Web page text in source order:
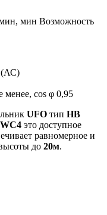
мин Возможность
(АС)
менее, cos φ 0,95
UFO тип HB
это доступное
равномерное и
до 20м.